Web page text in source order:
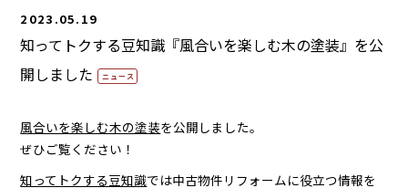
2023.05.19
知ってトクする豆知識『風合いを楽しむ木の塗装』を公
開しました
ニュース
風合いを楽しむ木の塗装を公開しました。
ぜひご覧ください！
知ってトクする豆知識では中古物件リフォームに役立つ情報を